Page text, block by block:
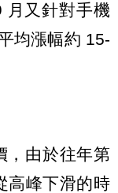
月又針對手機
均漲幅約 15-
，由於往年第
高峰下滑的時